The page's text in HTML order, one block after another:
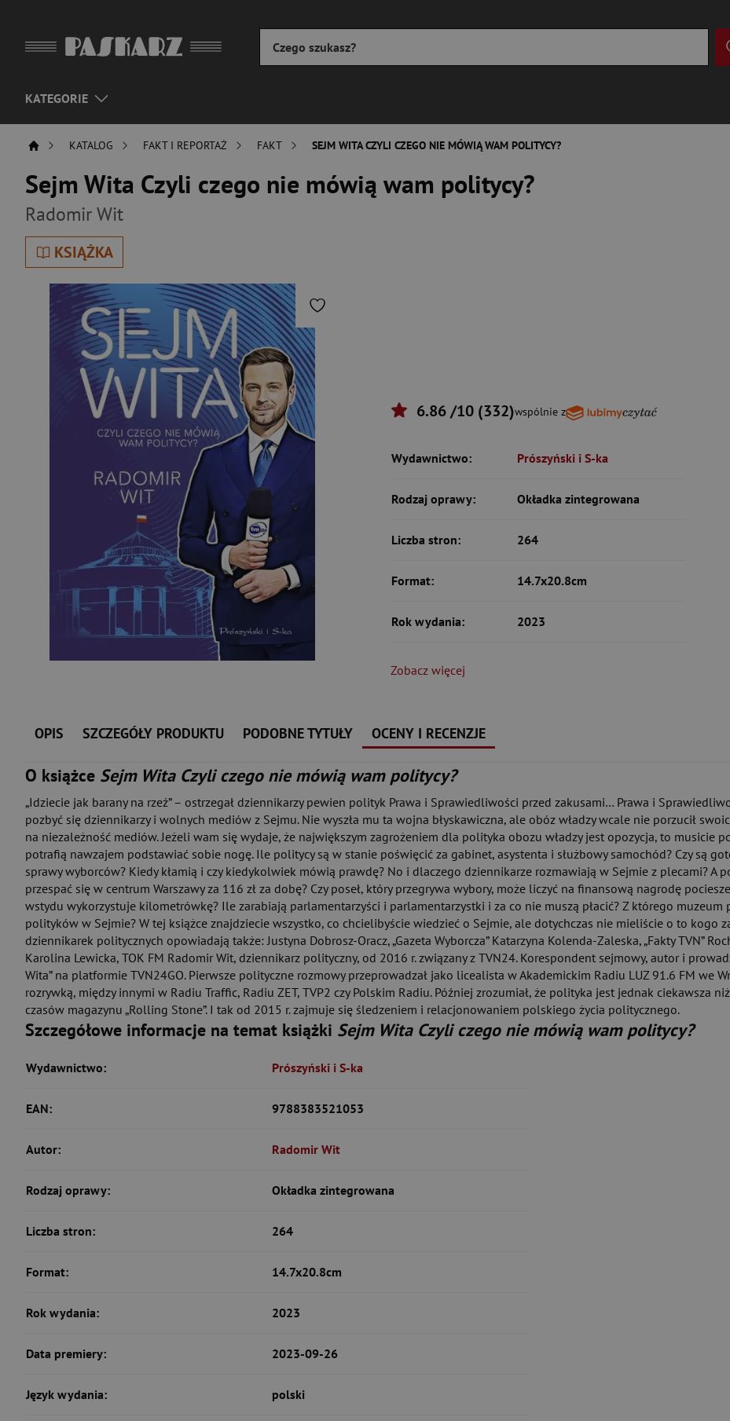
KATEGORIE
KATALOG FAKT I REPORTAŻ FAKT SEJM WITA CZYLI CZEGO NIE MÓWIĄ WAM POLITYCY?
Sejm Wita Czyli czego nie mówią wam politycy?
Radomir Wit
KSIĄŻKA
6.86 /10 (332)wspólnie z
Wydawnictwo: Prószyński i S-ka
Rodzaj oprawy: Okładka zintegrowana
Liczba stron: 264
Format: 14.7x20.8cm
Rok wydania: 2023
Zobacz więcej
OPIS SZCZEGÓŁY PRODUKTU PODOBNE TYTUŁY OCENY I RECENZJE
O książce Sejm Wita Czyli czego nie mówią wam politycy?
„Idziecie jak barany na rzeź” – ostrzegał dziennikarzy pewien polityk Prawa i Sprawiedliwości przed zakusami… Prawa i
pozbyć się dziennikarzy i wolnych mediów z Sejmu. Nie wyszła mu ta wojna błyskawiczna, ale obóz władzy wcale nie porzucił
na niezależność mediów. Jeżeli wam się wydaje, że największym zagrożeniem dla polityka obozu władzy jest opozycja, to musicie
potrafią nawzajem podstawiać sobie nogę. Ile politycy są w stanie poświęcić za gabinet, asystenta i służbowy samochód? Czy są
sprawy wyborców? Kiedy kłamią i czy kiedykolwiek mówią prawdę? No i dlaczego dziennikarze rozmawiają w Sejmie z plecami? A
przespać się w centrum Warszawy za 116 zł za dobę? Czy poseł, który przegrywa wybory, może liczyć na finansową nagrodę
wstydu wykorzystuje kilometrówkę? Ile zarabiają parlamentarzyści i parlamentarzystki i za co nie muszą płacić? Z którego
polityków w Sejmie? W tej książce znajdziecie wszystko, co chcielibyście wiedzieć o Sejmie, ale dotychczas nie mieliście o to kogo
dziennikarek politycznych opowiadają także: Justyna Dobrosz-Oracz, „Gazeta Wyborcza” Katarzyna Kolenda-Zaleska, „Fakty TVN”
Karolina Lewicka, TOK FM Radomir Wit, dziennikarz polityczny, od 2016 r. związany z TVN24. Korespondent sejmowy, autor i
Wita” na platformie TVN24GO. Pierwsze polityczne rozmowy przeprowadzał jako licealista w Akademickim Radiu LUZ 91.6 FM we
rozrywką, między innymi w Radiu Traffic, Radiu ZET, TVP2 czy Polskim Radiu. Później zrozumiał, że polityka jest jednak ciekawsza
czasów magazynu „Rolling Stone”. I tak od 2015 r. zajmuje się śledzeniem i relacjonowaniem polskiego życia politycznego.
Szczegółowe informacje na temat książki Sejm Wita Czyli czego nie mówią wam politycy?
Wydawnictwo: Prószyński i S-ka
EAN: 9788383521053
Autor: Radomir Wit
Rodzaj oprawy: Okładka zintegrowana
Liczba stron: 264
Format: 14.7x20.8cm
Rok wydania: 2023
Data premiery: 2023-09-26
Język wydania: polski